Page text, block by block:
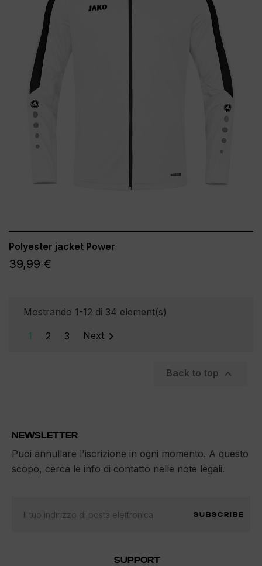
Polyester jacket Power
39,99 €
Mostrando 1-12 di 34 element(s)
1 2 3 Next 
Back to top 
NEWSLETTER
Puoi annullare l'iscrizione in ogni momento. A questo
scopo, cerca le info di contatto nelle note legali.
SUBSCRIBE
SUPPORT